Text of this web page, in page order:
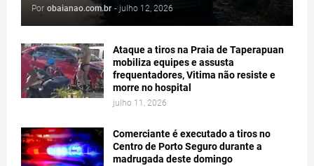
Por obaianao.com.br - julho 12, 2026
Ataque a tiros na Praia de Taperapuan
mobiliza equipes e assusta
frequentadores, Vitima não resiste e
morre no hospital
julho 11, 2026
Comerciante é executado a tiros no
Centro de Porto Seguro durante a
madrugada deste domingo